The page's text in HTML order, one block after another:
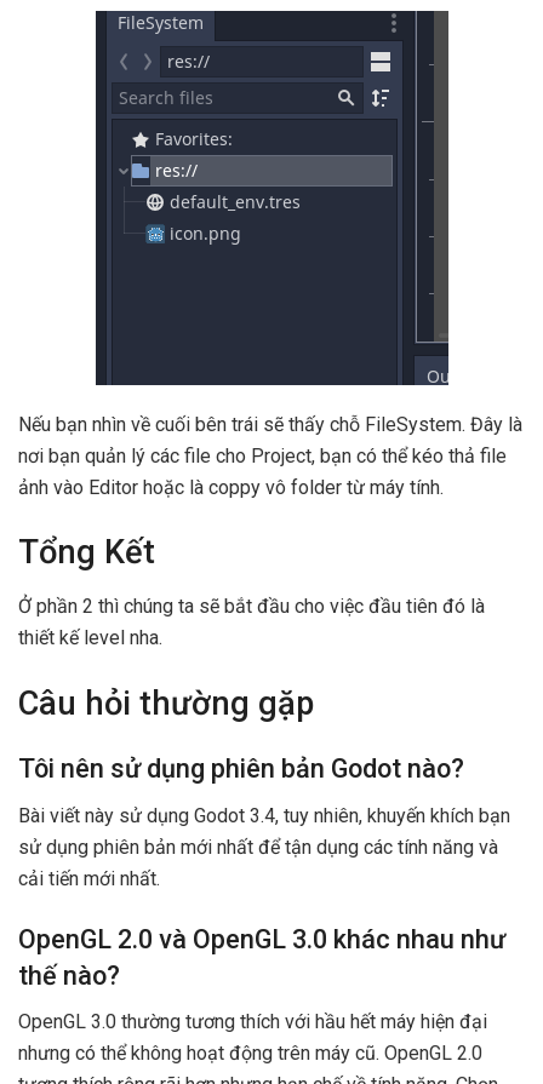
Nếu bạn nhìn về cuối bên trái sẽ thấy chỗ FileSystem. Đây là
nơi bạn quản lý các file cho Project, bạn có thể kéo thả file
ảnh vào Editor hoặc là coppy vô folder từ máy tính.
Tổng Kết
Ở phần 2 thì chúng ta sẽ bắt đầu cho việc đầu tiên đó là
thiết kế level nha.
Câu hỏi thường gặp
Tôi nên sử dụng phiên bản Godot nào?
Bài viết này sử dụng Godot 3.4, tuy nhiên, khuyến khích bạn
sử dụng phiên bản mới nhất để tận dụng các tính năng và
cải tiến mới nhất.
OpenGL 2.0 và OpenGL 3.0 khác nhau như
thế nào?
OpenGL 3.0 thường tương thích với hầu hết máy hiện đại
nhưng có thể không hoạt động trên máy cũ. OpenGL 2.0